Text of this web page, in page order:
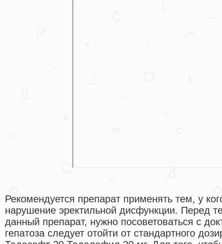
Рекомендуется препарат применять тем, у
нарушение эректильной дисфункции. Перед
данный препарат, нужно посоветоваться с
гепатоза следует отойти от стандартного